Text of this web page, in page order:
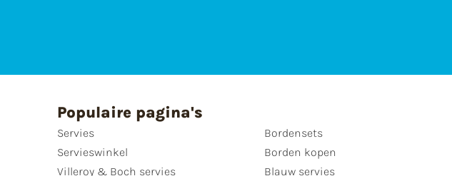
Populaire pagina's
Servies
Servieswinkel
Villeroy & Boch servies
Bordensets
Borden kopen
Blauw servies